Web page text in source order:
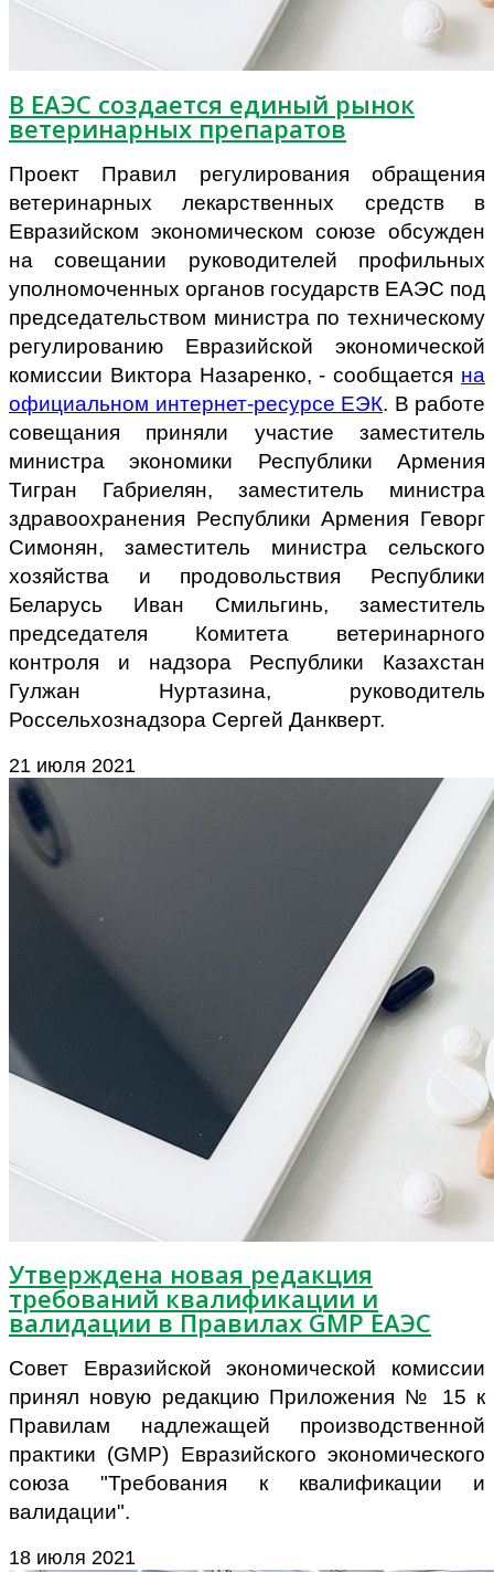
В ЕАЭС создается единый рынок
ветеринарных препаратов
Проект Правил регулирования обращения
ветеринарных лекарственных средств в
Евразийском экономическом союзе обсужден
на совещании руководителей профильных
уполномоченных органов государств ЕАЭС под
председательством министра по техническому
регулированию Евразийской экономической
комиссии Виктора Назаренко, - сообщается на
официальном интернет-ресурсе ЕЭК. В работе
совещания приняли участие заместитель
министра экономики Республики Армения
Тигран Габриелян, заместитель министра
здравоохранения Республики Армения Геворг
Симонян, заместитель министра сельского
хозяйства и продовольствия Республики
Беларусь Иван Смильгинь, заместитель
председателя Комитета ветеринарного
контроля и надзора Республики Казахстан
Гулжан Нуртазина, руководитель
Россельхознадзора Сергей Данкверт.
21 июля 2021
Утверждена новая редакция
требований квалификации и
валидации в Правилах GMP ЕАЭС
Совет Евразийской экономической комиссии
принял новую редакцию Приложения № 15 к
Правилам надлежащей производственной
практики (GMP) Евразийского экономического
союза "Требования к квалификации и
валидации".
18 июля 2021